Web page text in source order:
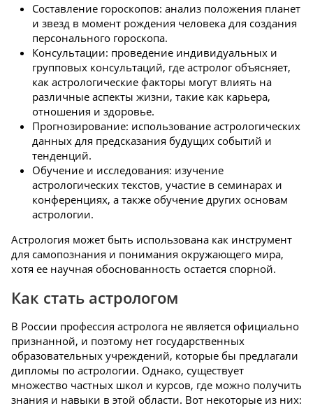
Составление гороскопов: анализ положения планет
и звезд в момент рождения человека для создания
персонального гороскопа.
Консультации: проведение индивидуальных и
групповых консультаций, где астролог объясняет,
как астрологические факторы могут влиять на
различные аспекты жизни, такие как карьера,
отношения и здоровье.
Прогнозирование: использование астрологических
данных для предсказания будущих событий и
тенденций.
Обучение и исследования: изучение
астрологических текстов, участие в семинарах и
конференциях, а также обучение других основам
астрологии.
Астрология может быть использована как инструмент
для самопознания и понимания окружающего мира,
хотя ее научная обоснованность остается спорной.
Как стать астрологом
В России профессия астролога не является официально
признанной, и поэтому нет государственных
образовательных учреждений, которые бы предлагали
дипломы по астрологии. Однако, существует
множество частных школ и курсов, где можно получить
знания и навыки в этой области. Вот некоторые из них: